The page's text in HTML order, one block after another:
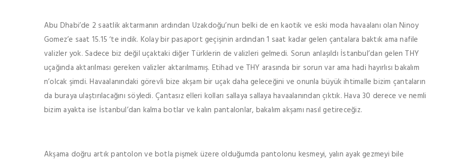
Abu Dhabi’de 2 saatlik aktarmanın ardından Uzakdoğu’nun belki de en kaotik ve eski moda havaalanı olan Ninoy
Gomez’e saat 15.15 ‘te indik. Kolay bir pasaport geçişinin ardından 1 saat kadar gelen çantalara baktık ama nafile
valizler yok. Sadece biz değil uçaktaki diğer Türklerin de valizleri gelmedi. Sorun anlaşıldı İstanbul’dan gelen THY
uçağında aktarılması gereken valizler aktarılmamış. Etihad ve THY arasında bir sorun var ama hadi hayırlısı bakalım
n’olcak şimdi. Havaalanındaki görevli bize akşam bir uçak daha geleceğini ve onunla büyük ihtimalle bizim çantaların
da buraya ulaştırılacağını söyledi. Çantasız elleri kolları sallaya sallaya havaalanından çıktık. Hava 30 derece ve nemli
bizim ayakta ise İstanbul’dan kalma botlar ve kalın pantalonlar, bakalım akşamı nasıl getireceğiz.
Akşama doğru artık pantolon ve botla pişmek üzere olduğumda pantolonu kesmeyi, yalın ayak gezmeyi bile